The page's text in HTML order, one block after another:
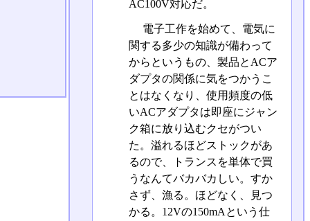
AC100V対応だ。
電子工作を始めて、電気に
関する多少の知識が備わって
からというもの、製品とACア
ダプタの関係に気をつかうこ
とはなくなり、使用頻度の低
いACアダプタは即座にジャン
ク箱に放り込むクセがつい
た。溢れるほどストックがあ
るので、トランスを単体で買
うなんてバカバカしい。すか
さず、漁る。ほどなく、見つ
かる。12Vの150mAという仕